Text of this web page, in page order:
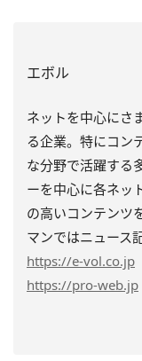
エボル
ネットを中心にさ
る企業。特にコン
な分野で活躍する
ーを中心に各ネッ
の高いコンテンツ
マンではニュース
https://e-vol.co.jp
https://pro-web.jp